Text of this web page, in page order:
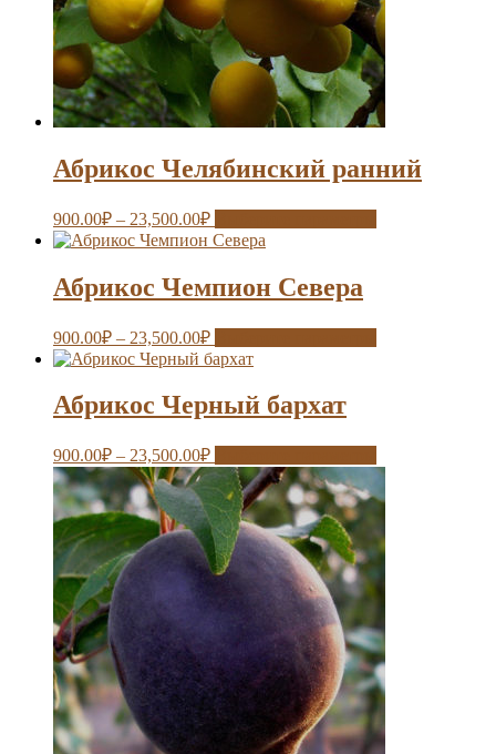
Абрикос Челябинский ранний
900.00₽ – 23,500.00₽
Абрикос Чемпион Севера
900.00₽ – 23,500.00₽
Абрикос Черный бархат
900.00₽ – 23,500.00₽